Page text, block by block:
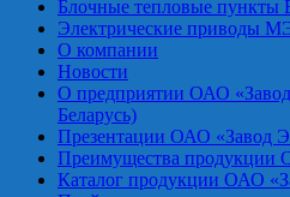
Блочные тепловые пункты
Электрические приводы
О компании
Новости
О предприятии ОАО
Беларусь)
Презентации ОАО «Завод
Преимущества продукции
Каталог продукции ОАО